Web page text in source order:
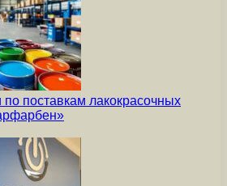
поставкам лакокрасочных